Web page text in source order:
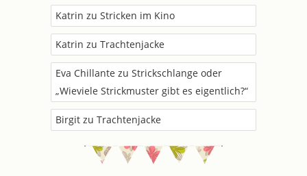
Katrin zu Stricken im Kino
Katrin zu Trachtenjacke
Eva Chillante zu Strickschlange oder
„Wieviele Strickmuster gibt es eigentlich?“
Birgit zu Trachtenjacke